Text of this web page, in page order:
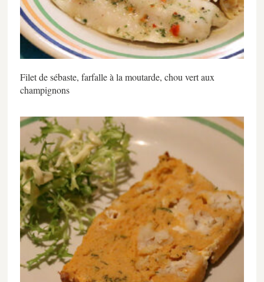
Filet de sébaste, farfalle à la moutarde, chou vert aux
champignons